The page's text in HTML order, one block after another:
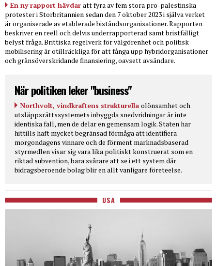
En ny rapport hävdar att fyra av fem stora pro-palestinska
protester i Storbritannien sedan den 7 oktober 2023 i själva verket
är organiserade av etablerade biståndsorganisationer. Rapporten
beskriver en reell och delvis underrapporterad samt bristfälligt
belyst fråga. Brittiska regelverk för välgörenhet och politisk
mobilisering är otillräckliga för att fånga upp hybridorganisationer
och gränsöverskridande finansiering, oavsett avsändare.
När politiken leker "business"
Northvolt, vindkraftens strukturella olönsamhet och
utsläppsrättssystemets inbyggda snedvridningar är inte
identiska fall, men de delar en gemensam logik. Staten har
hittills haft mycket begränsad förmåga att identifiera
morgondagens vinnare och de förment marknadsbaserad
styrmedlen visar sig vara lika politiskt konstruerat som en
riktad subvention, bara svårare att se i ett system där
bidragsberoende bolag blir en allt vanligare företeelse.
USA